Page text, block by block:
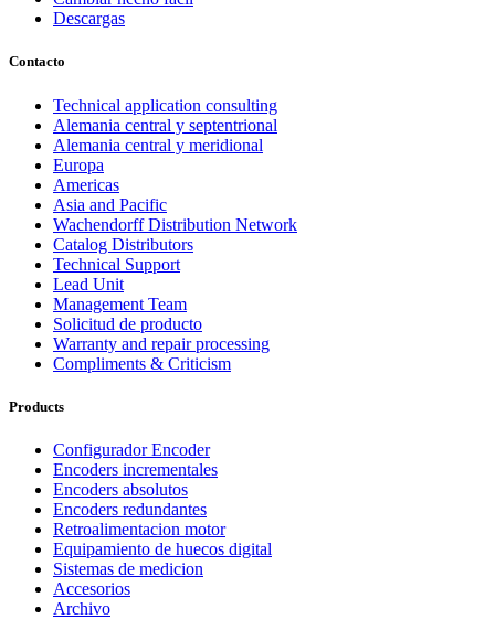
Descargas
Contacto
Technical application consulting
Alemania central y septentrional
Alemania central y meridional
Europa
Americas
Asia and Pacific
Wachendorff Distribution Network
Catalog Distributors
Technical Support
Lead Unit
Management Team
Solicitud de producto
Warranty and repair processing
Compliments & Criticism
Products
Configurador Encoder
Encoders incrementales
Encoders absolutos
Encoders redundantes
Retroalimentacion motor
Equipamiento de huecos digital
Sistemas de medicion
Accesorios
Archivo